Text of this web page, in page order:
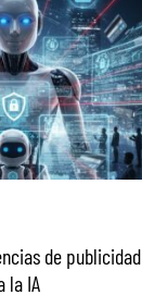
de publicidad
la IA